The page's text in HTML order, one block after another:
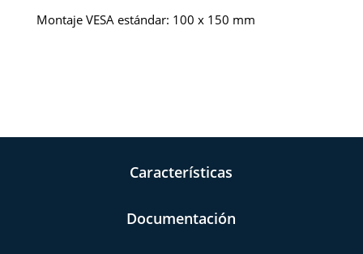
Montaje VESA estándar: 100 x 150 mm
Características
Documentación